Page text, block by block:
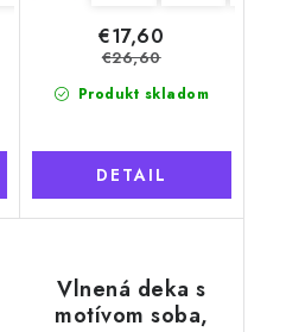
Produkt skladom
€17,60
€26,60
DETAIL
Vlnená deka s
motívom soba,